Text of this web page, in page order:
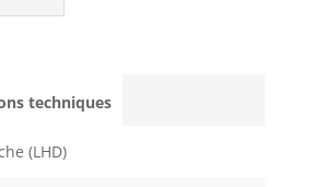
techniques
(LHD)